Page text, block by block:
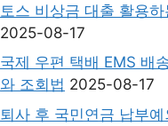
토스 비상금 대출 활용
2025-08-17
국제 우편 택배 EMS 배
와 조회법 2025-08-17
퇴사 후 국민연금 납부